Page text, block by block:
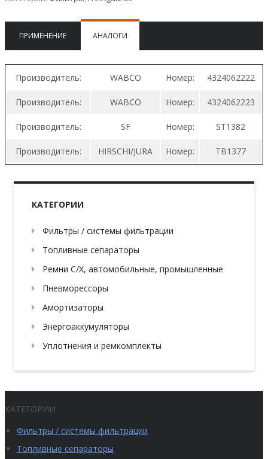
ПРИМЕНЕНИЕ АНАЛОГИ
Производитель: WABCO Номер: 4324062222
Производитель: WABCO Номер: 4324062223
Производитель: SF Номер: ST1382
Производитель: HIRSCHI/JURA Номер: TB1377
КАТЕГОРИИ
Фильтры / системы фильтрации
Топливные сепараторы
Ремни С/Х, автомобильные, промышленные
Пневморессоры
Амортизаторы
Энергоаккумуляторы
Уплотнения и ремкомплекты
КАТЕГОРИИ
Фильтры / системы фильтрации
Топливные сепараторы